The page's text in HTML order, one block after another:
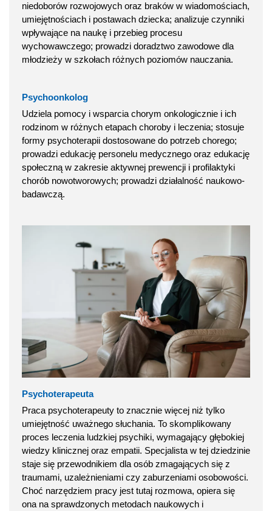
niedoborów rozwojowych oraz braków w wiadomościach,
umiejętnościach i postawach dziecka; analizuje czynniki
wpływające na naukę i przebieg procesu
wychowawczego; prowadzi doradztwo zawodowe dla
młodzieży w szkołach różnych poziomów nauczania.
Psychoonkolog
Udziela pomocy i wsparcia chorym onkologicznie i ich
rodzinom w różnych etapach choroby i leczenia; stosuje
formy psychoterapii dostosowane do potrzeb chorego;
prowadzi edukację personelu medycznego oraz edukację
społeczną w zakresie aktywnej prewencji i profilaktyki
chorób nowotworowych; prowadzi działalność naukowo-
badawczą.
Psychoterapeuta
Praca psychoterapeuty to znacznie więcej niż tylko
umiejętność uważnego słuchania. To skomplikowany
proces leczenia ludzkiej psychiki, wymagający głębokiej
wiedzy klinicznej oraz empatii. Specjalista w tej dziedzinie
staje się przewodnikiem dla osób zmagających się z
traumami, uzależnieniami czy zaburzeniami osobowości.
Choć narzędziem pracy jest tutaj rozmowa, opiera się
ona na sprawdzonych metodach naukowych i